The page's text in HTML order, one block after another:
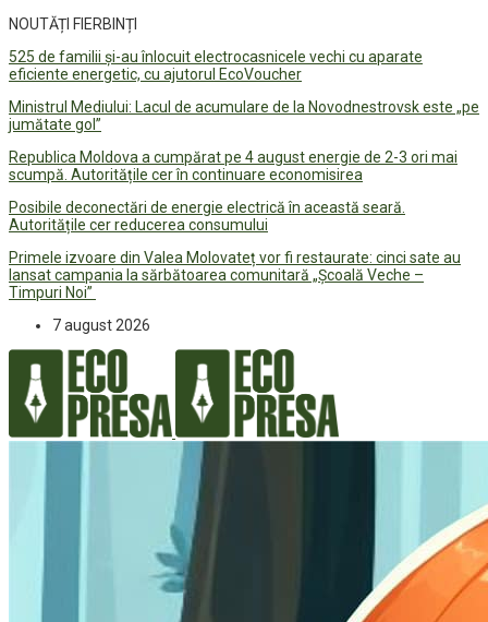
NOUTĂȚI FIERBINȚI
525 de familii și-au înlocuit electrocasnicele vechi cu aparate
eficiente energetic, cu ajutorul EcoVoucher
Ministrul Mediului: Lacul de acumulare de la Novodnestrovsk este „pe
jumătate gol”
Republica Moldova a cumpărat pe 4 august energie de 2-3 ori mai
scumpă. Autoritățile cer în continuare economisirea
Posibile deconectări de energie electrică în această seară.
Autoritățile cer reducerea consumului
Primele izvoare din Valea Molovateț vor fi restaurate: cinci sate au
lansat campania la sărbătoarea comunitară „Școală Veche –
Timpuri Noi”
7 august 2026